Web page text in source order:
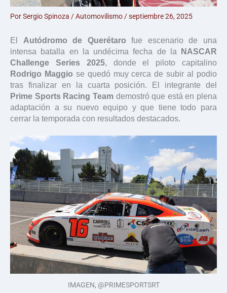
PorSergio Spinoza /Automovilismo /septiembre 26, 2025
El Autódromo de Querétaro fue escenario de una
intensa batalla en la undécima fecha de la
NASCAR
Challenge Series 2025, donde el piloto capitalino
Rodrigo Maggio se quedó muy cerca de subir al podio
tras finalizar en la cuarta posición. El integrante del
Prime Sports Racing Teamdemostró que está en plena
adaptación a su nuevo equipo y que tiene todo para
cerrar la temporada con resultados destacados.
IMAGEN, @PRIMESPORTSRT